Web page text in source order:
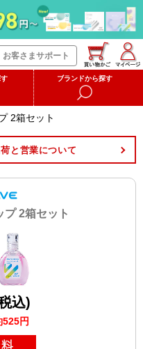
お客さまサポート
ブランドから探す
2箱セット
と営業について
プ 2箱セット
込)
525円